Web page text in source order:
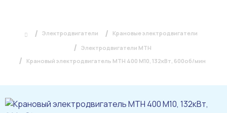
Электродвигатели
Крановые электродвигатели
Электродвигатели МТН
Крановый электродвигатель МТН 400 М10, 132кВт, 600об/мин